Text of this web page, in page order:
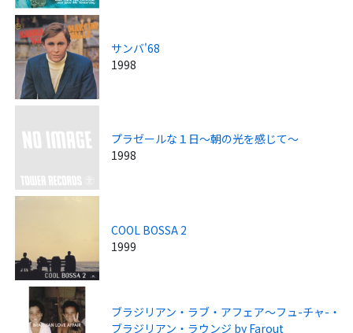
サンバ'68
1998
プラゼールな１日～朝の光を感じて～
1998
COOL BOSSA 2
1999
ブラジリアン・ラブ・アフェア～フュ-チャ-・
ブラジリアン・ラウンジ by Farout